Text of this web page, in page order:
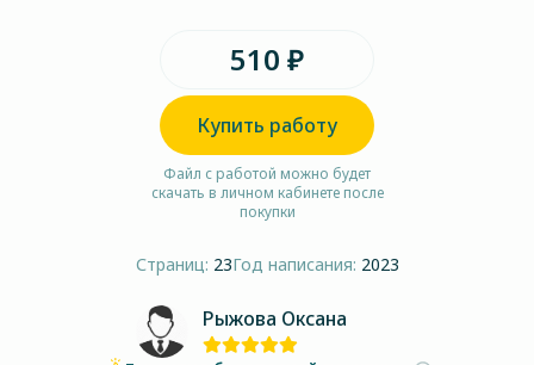
510 ₽
Купить работу
Файл с работой можно будет
скачать в личном кабинете после
покупки
Страниц: 23Год написания: 2023
Рыжова Оксана